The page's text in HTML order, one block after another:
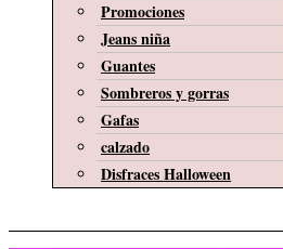
Promociones
Jeans niña
Guantes
Sombreros y gorras
Gafas
calzado
Disfraces Halloween